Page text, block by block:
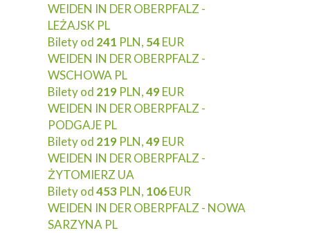
WEIDEN IN DER OBERPFALZ -
LEŻAJSK PL
Bilety od 241 PLN, 54EUR
WEIDEN IN DER OBERPFALZ -
WSCHOWA PL
Bilety od 219 PLN,49EUR
WEIDEN IN DER OBERPFALZ -
PODGAJE PL
Bilety od 219 PLN,49EUR
WEIDEN IN DER OBERPFALZ -
ŻYTOMIERZ UA
Bilety od453 PLN, 106EUR
WEIDEN IN DER OBERPFALZ - NOWA
SARZYNA PL